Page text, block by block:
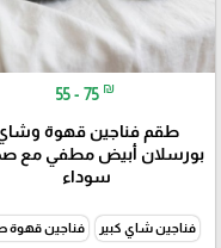
55 - 75 ₪
طقم فناجين قهوة
بورسلان أبيض مطفي مع
سوداء
فناجين شاي كبير فناجين قهوة